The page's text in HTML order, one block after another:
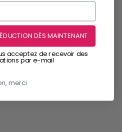
DÈS MAINTENANT
acceptez de recevoir des
par e-mail
merci